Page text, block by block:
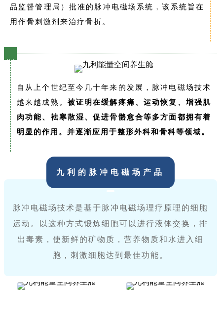
品监督管理局）批准的脉冲电磁场系统，该系统旨在
用作骨刺激剂来治疗骨折。
03
自从上个世纪至今几十年来的发展，脉冲电磁场技术
越来越成熟。 被证明在缓解疼痛、运动恢复、增强肌
肉功能、袪寒散湿、促进骨骼愈合等多方面都拥有着
明显的作用。并逐渐应用于整形外科和骨科等领域。
九利的脉冲电磁场产品
脉冲电磁场技术是基于脉冲电磁场理疗原理的细胞
运动。以这种方式锻炼细胞可以进行液体交换，排
出毒素，使新鲜的矿物质，营养物质和水进入细
胞，刺激细胞达到最佳功能。